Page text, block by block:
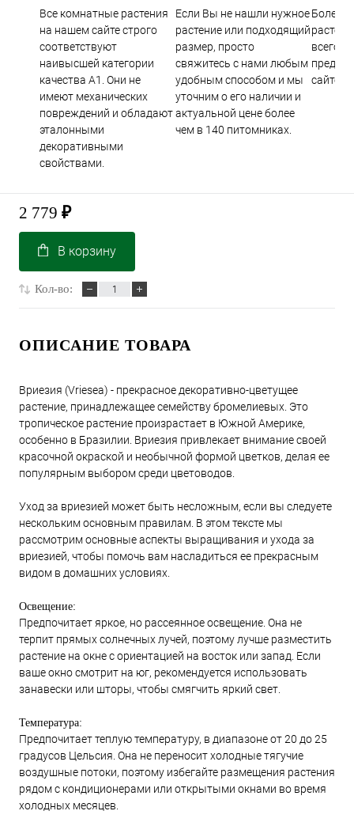
Все комнатные растения
на нашем сайте строго
соответствуют
наивысшей категории
качества А1. Они не
имеют механических
повреждений и обладают
эталонными
декоративными
свойствами.
Если Вы не нашли нужное
растение или подходящий
размер, просто
свяжитесь с нами любым
удобным способом и мы
уточним о его наличии и
актуальной цене более
чем в 140 питомниках.
Более
всего
сайте.
2 779 ₽
В корзину
Кол-во:
ОПИСАНИЕ ТОВАРА
Вриезия (Vriesea) - прекрасное декоративно-цветущее
растение, принадлежащее семейству бромелиевых. Это
тропическое растение произрастает в Южной Америке,
особенно в Бразилии. Вриезия привлекает внимание своей
красочной окраской и необычной формой цветков, делая ее
популярным выбором среди цветоводов.
Уход за вриезией может быть несложным, если вы следуете
нескольким основным правилам. В этом тексте мы
рассмотрим основные аспекты выращивания и ухода за
вриезией, чтобы помочь вам насладиться ее прекрасным
видом в домашних условиях.
Освещение:
Предпочитает яркое, но рассеянное освещение. Она не
терпит прямых солнечных лучей, поэтому лучше разместить
растение на окне с ориентацией на восток или запад. Если
ваше окно смотрит на юг, рекомендуется использовать
занавески или шторы, чтобы смягчить яркий свет.
Температура:
Предпочитает теплую температуру, в диапазоне от 20 до 25
градусов Цельсия. Она не переносит холодные тягучие
воздушные потоки, поэтому избегайте размещения растения
рядом с кондиционерами или открытыми окнами во время
холодных месяцев.